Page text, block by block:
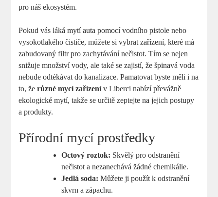
pro náš ekosystém.
Pokud vás láká mytí auta pomocí vodního pistole nebo
vysokotlakého čističe, můžete si vybrat zařízení, které má
zabudovaný filtr pro zachytávání nečistot. Tím se nejen
snižuje množství vody, ale také se zajistí, že špinavá voda
nebude odtékávat do kanalizace. Pamatovat byste měli i na
to, žerůzné mycí zařízenív Liberci nabízí převážně
ekologické mytí, takže se určitě zeptejte na jejich postupy
a produkty.
Přírodní mycí prostředky
Octový roztok: Skvělý pro odstranění
nečistot a nezanechává žádné chemikálie.
Jedlá soda: Můžete ji použít k odstranění
skvrn a zápachu.